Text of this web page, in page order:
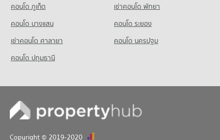
คอนโด ภูเก็ต
เช่าคอนโด พัทยา
คอนโด บางแสน
คอนโด ระยอง
เช่าคอนโด ศาลายา
คอนโด นครปฐม
คอนโด ปทุมธานี
Copyright © 2019-2020